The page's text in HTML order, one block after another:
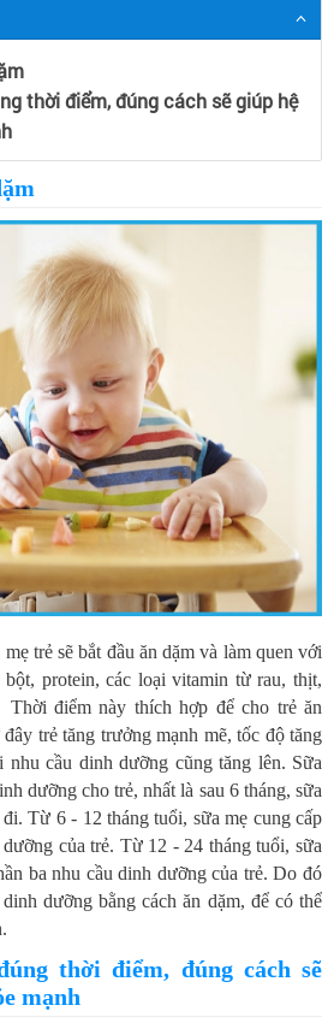
thời điểm, đúng cách sẽ giúp hệ
trẻ sẽ bắt đầu ăn dặm và làm quen với
protein, các loại vitamin từ rau, thịt,
điểm này thích hợp để cho trẻ ăn
trẻ tăng trưởng mạnh mẽ, tốc độ tăng
cầu dinh dưỡng cũng tăng lên. Sữa
dưỡng cho trẻ, nhất là sau 6 tháng, sữa
Từ 6 - 12 tháng tuổi, sữa mẹ cung cấp
của trẻ. Từ 12 - 24 tháng tuổi, sữa
ba nhu cầu dinh dưỡng của trẻ. Do đó
dưỡng bằng cách ăn dặm, để có thể
thời điểm, đúng cách sẽ
mạnh